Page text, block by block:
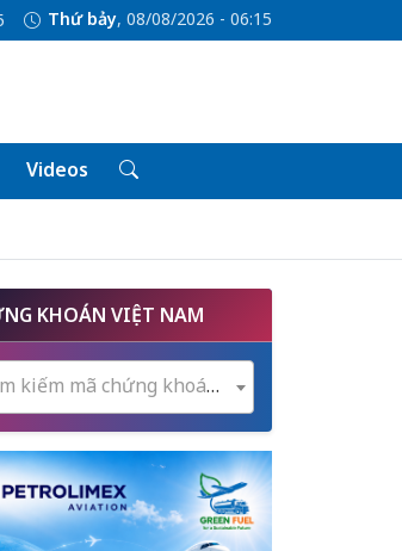
Thứ bảy, 08/08/2026 - 06:15
Videos
KHOÁN VIỆT NAM
Tìm kiếm mã chứng khoán...